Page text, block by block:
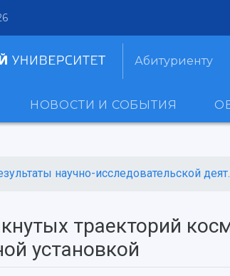
Абитуриенту
НОВОСТИ И СОБЫТИЯ
научно-исследовательской
траекторий
установкой